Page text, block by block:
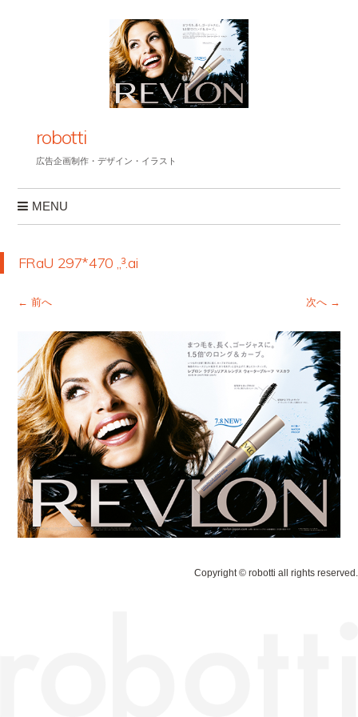
robotti
広告企画制作・デザイン・イラスト
MENU
FRaU 297*470 „³.ai
← 前へ 次へ →
Copyright © robotti all rights reserved.